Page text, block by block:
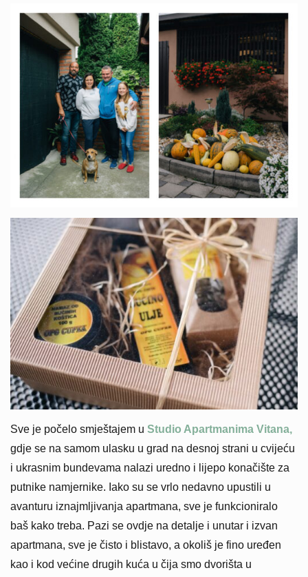
Sve je počelo smještajem u Studio Apartmanima Vitana,
gdje se na samom ulasku u grad na desnoj strani u cvijeću
i ukrasnim bundevama nalazi uredno i lijepo konačište za
putnike namjernike. Iako su se vrlo nedavno upustili u
avanturu iznajmljivanja apartmana, sve je funkcioniralo
baš kako treba. Pazi se ovdje na detalje i unutar i izvan
apartmana, sve je čisto i blistavo, a okoliš je fino uređen
kao i kod većine drugih kuća u čija smo dvorišta u